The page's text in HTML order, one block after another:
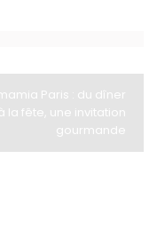
Paris : du dîner
la fête, une invitation
gourmande